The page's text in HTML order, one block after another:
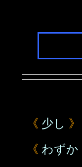
《 少し 》
《 わずか